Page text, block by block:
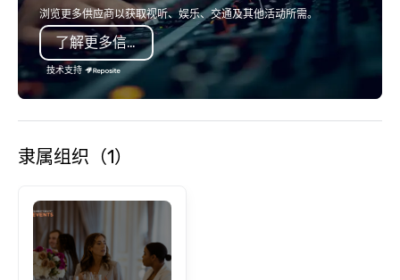
country with a focus on superb hiking,
lodging, food and wine. We also have
a Monterey Bay Trek.
mobile device. We can also
incorporate our
more information on
event to the water
浏览更多供应商以获取视听、娱乐、交通及其他活动所需。
了解更多信息
技术支持
隶属组织（1）